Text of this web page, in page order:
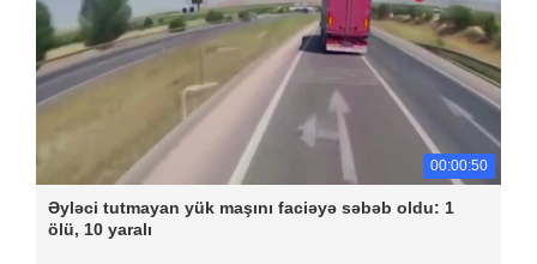
00:00:50
Əyləci tutmayan yük maşını faciəyə səbəb oldu: 1
ölü, 10 yaralı